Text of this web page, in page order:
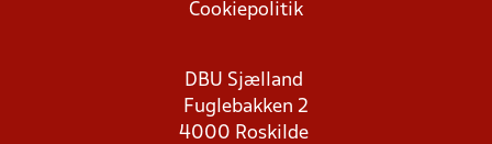
Cookiepolitik
DBU Sjælland
Fuglebakken 2
4000 Roskilde